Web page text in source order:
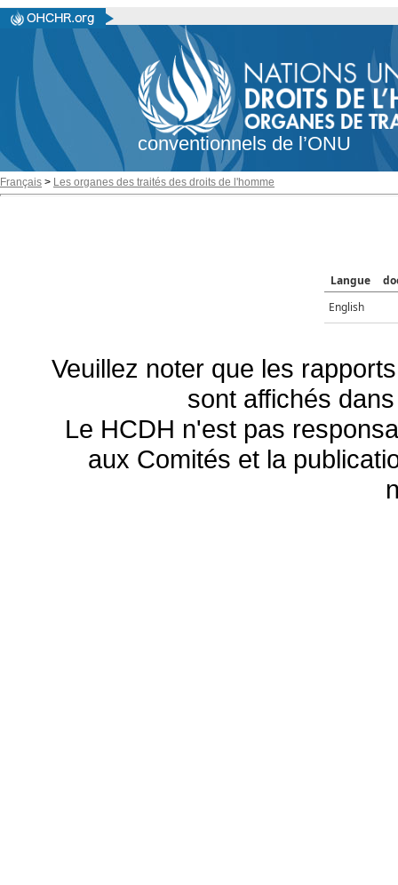
conventionnels de l’ONU
Français > Les organes des traités des droits de l'homme
Langue
English
Veuillez noter que les
sont affichés
Le HCDH n'est pas
aux Comités et la